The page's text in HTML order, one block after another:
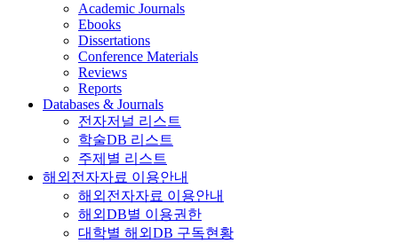
Academic Journals
Ebooks
Dissertations
Conference Materials
Reviews
Reports
Databases & Journals
전자저널 리스트
학술DB 리스트
주제별 리스트
해외전자자료 이용안내
해외전자자료 이용안내
해외DB별 이용권한
대학별 해외DB 구독현황